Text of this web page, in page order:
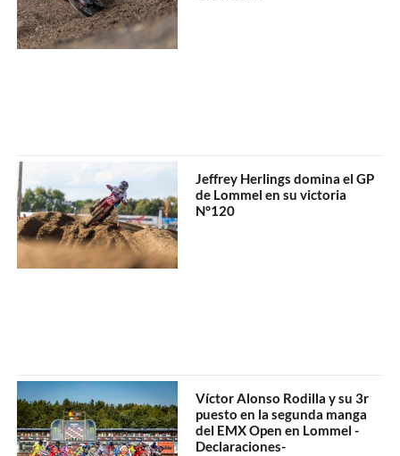
Jeffrey Herlings domina el GP
de Lommel en su victoria
N°120
Víctor Alonso Rodilla y su 3r
puesto en la segunda manga
del EMX Open en Lommel -
Declaraciones-